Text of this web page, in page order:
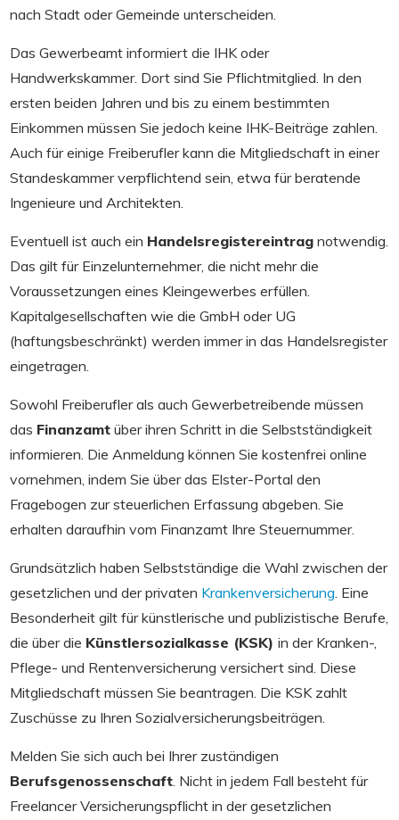
nach Stadt oder Gemeinde unterscheiden.
Das Gewerbeamt informiert die IHK oder
Handwerkskammer. Dort sind Sie Pflichtmitglied. In den
ersten beiden Jahren und bis zu einem bestimmten
Einkommen müssen Sie jedoch keine IHK-Beiträge zahlen.
Auch für einige Freiberufler kann die Mitgliedschaft in einer
Standeskammer verpflichtend sein, etwa für beratende
Ingenieure und Architekten.
Eventuell ist auch ein Handelsregistereintrag notwendig.
Das gilt für Einzelunternehmer, die nicht mehr die
Voraussetzungen eines Kleingewerbes erfüllen.
Kapitalgesellschaften wie die GmbH oder UG
(haftungsbeschränkt) werden immer in das Handelsregister
eingetragen.
Sowohl Freiberufler als auch Gewerbetreibende müssen
das Finanzamt über ihren Schritt in die Selbstständigkeit
informieren. Die Anmeldung können Sie kostenfrei online
vornehmen, indem Sie über das Elster-Portal den
Fragebogen zur steuerlichen Erfassung abgeben. Sie
erhalten daraufhin vom Finanzamt Ihre Steuernummer.
Grundsätzlich haben Selbstständige die Wahl zwischen der
gesetzlichen und der privaten Krankenversicherung . Eine
Besonderheit gilt für künstlerische und publizistische Berufe,
die über die Künstlersozialkasse (KSK) in der Kranken-,
Pflege- und Rentenversicherung versichert sind. Diese
Mitgliedschaft müssen Sie beantragen. Die KSK zahlt
Zuschüsse zu Ihren Sozialversicherungsbeiträgen.
Melden Sie sich auch bei Ihrer zuständigen
Berufsgenossenschaft . Nicht in jedem Fall besteht für
Freelancer Versicherungspflicht in der gesetzlichen